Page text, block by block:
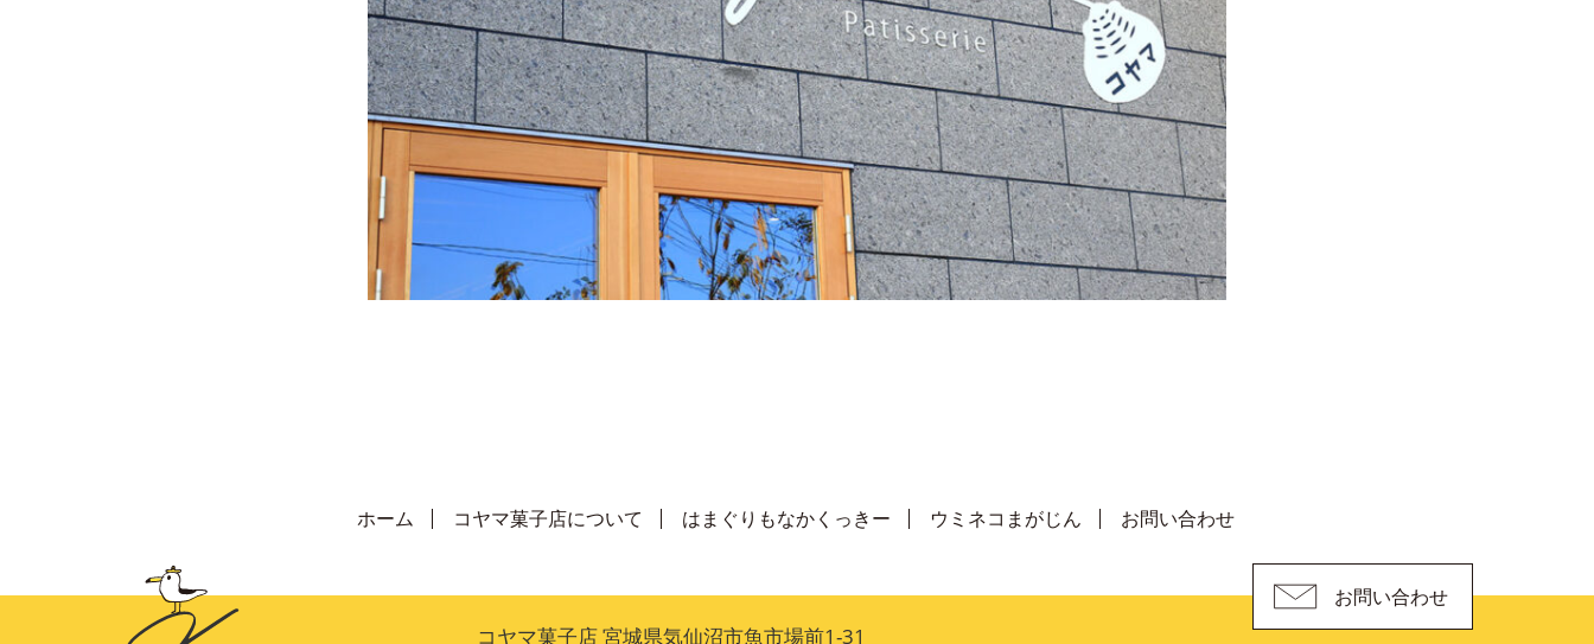
ホーム コヤマ菓子店について はまぐりもなかくっきー ウミネコまがじん お問い合わせ
コヤマ菓子店 宮城県気仙沼市魚市場前1-31
お問い合わせ